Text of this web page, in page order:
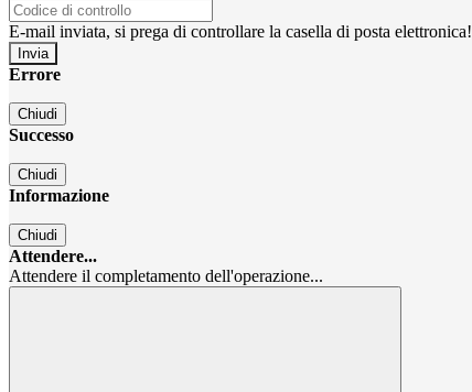
E-mail inviata, si prega di controllare la casella di posta elettronica!
Errore
Chiudi
Successo
Chiudi
Informazione
Chiudi
Attendere...
Attendere il completamento dell'operazione...